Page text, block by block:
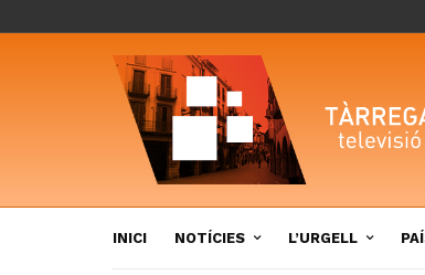
INICI NOTÍCIES L’URGELL